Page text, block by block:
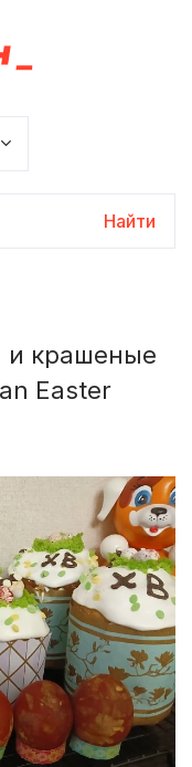
Найти
и крашеные
Easter